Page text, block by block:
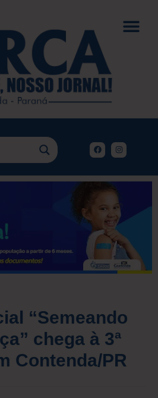
“Semeando
chega à 3ª
Contenda/PR